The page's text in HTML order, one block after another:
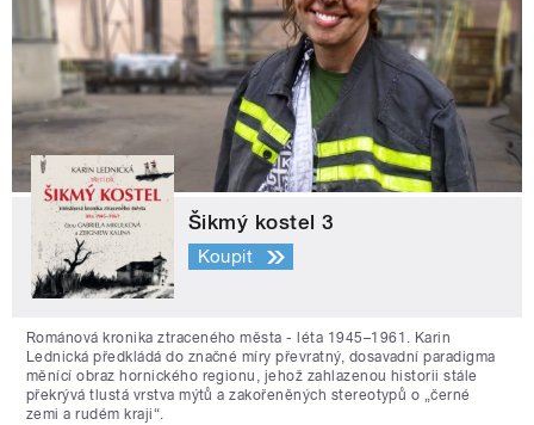
Šikmý kostel 3
Koupit
Románová kronika ztraceného města - léta 1945–1961. Karin
Lednická předkládá do značné míry převratný, dosavadní paradigma
měnící obraz hornického regionu, jehož zahlazenou historii stále
překrývá tlustá vrstva mýtů a zakořeněných stereotypů o „černé
zemi a rudém kraji“.